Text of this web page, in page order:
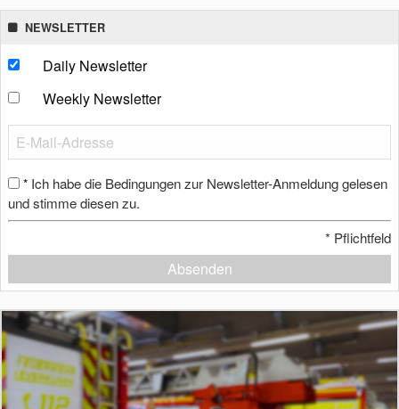
NEWSLETTER
Daily Newsletter
Weekly Newsletter
* Ich habe die Bedingungen zur Newsletter-Anmeldung gelesen
und stimme diesen zu.
* Pflichtfeld
Absenden